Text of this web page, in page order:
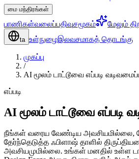
மை மந்திரங்கள்
பாணிகள்வலைப்பதிவுசமூகம் மேலும்
ta உள்நுழைஇலவசமாகத் தொடங்கு
முகப்பு
/
AI மூலம் டாட்டூவை எப்படி
எப்படி
AI மூலம் டாட்டூவை எப்படி
நீங்கள் வரைய வேண்டிய அவசியமில்லை,
தேர்ந்தெடுத்த ஃபிளாஷ் தாளில்
அவசியமுமில்லை. உங்கள் மனதில் உள்ள